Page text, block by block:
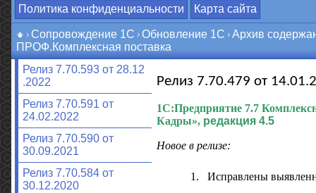
Политика конфиденциальности
Карта сайта
Сопровождение 1С Обновление 1С
Архив
ПРОФ.Комплексная поставка
Релиз 7.70.593 от 28.12
.2022
Релиз 7.70.591 от
24.02.2022
Релиз 7.70.590 от
30.09.2021
Релиз 7.70.584 от
30.12.2020
Релиз 7.70.479 от
1С:Предприятие 7.7
Кадры», редакция 4.5
Новое в релизе:
1.
Исправлены